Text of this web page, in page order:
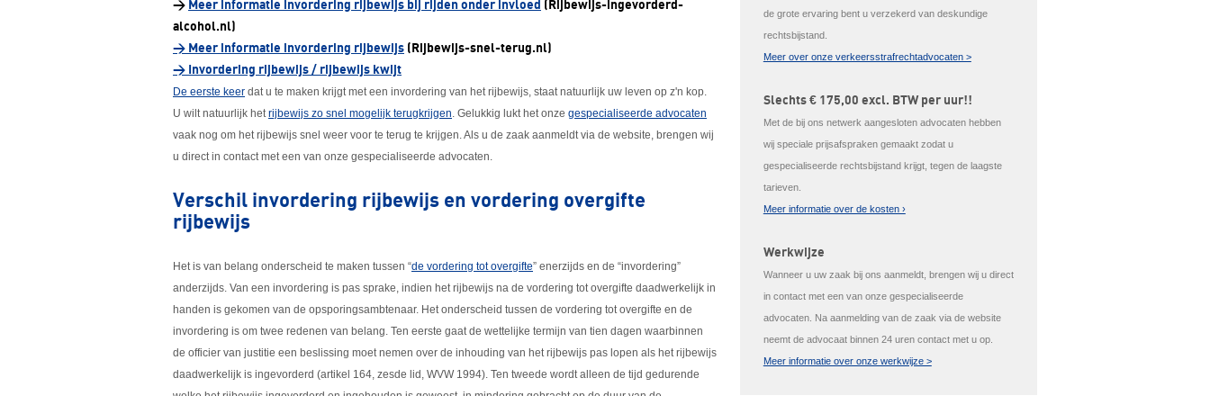
> Meer informatie invordering rijbewijs bij rijden onder invloed (Rijbewijs-ingevorderd-
alcohol.nl)
> Meer informatie invordering rijbewijs (Rijbewijs-snel-terug.nl)
> Invordering rijbewijs / rijbewijs kwijt
De eerste keer dat u te maken krijgt met een invordering van het rijbewijs, staat natuurlijk uw leven op z'n kop.
U wilt natuurlijk hetrijbewijs zo snel mogelijk terugkrijgen. Gelukkig lukt het onze gespecialiseerde advocaten
vaak nog om het rijbewijs snel weer voor te terug te krijgen. Als u de zaak aanmeldt via de website, brengen wij
u direct in contact met een van onze gespecialiseerde advocaten.
Verschil invordering rijbewijs en vordering overgifte
rijbewijs
Het is van belang onderscheid te maken tussen “de vordering tot overgifte” enerzijds en de “invordering”
anderzijds. Van een invordering is pas sprake, indien het rijbewijs na de vordering tot overgifte daadwerkelijk in
handen is gekomen van de opsporingsambtenaar. Het onderscheid tussen de vordering tot overgifte en de
invordering is om twee redenen van belang. Ten eerste gaat de wettelijke termijn van tien dagen waarbinnen
de officier van justitie een beslissing moet nemen over de inhouding van het rijbewijs pas lopen als het rijbewijs
daadwerkelijk is ingevorderd (artikel 164, zesde lid, WVW 1994). Ten tweede wordt alleen de tijd gedurende
de grote ervaring bent u verzekerd van deskundige
rechtsbijstand.
Meer over onze verkeersstrafrechtadvocaten >
Slechts € 175,00 excl. BTW per uur!!
Met de bij ons netwerk aangesloten advocaten hebben
wij speciale prijsafspraken gemaakt zodat u
gespecialiseerde rechtsbijstand krijgt, tegen de laagste
tarieven.
Meer informatie over de kosten ›
Werkwijze
Wanneer u uw zaak bij ons aanmeldt, brengen wij u direct
in contact met een van onze gespecialiseerde
advocaten. Na aanmelding van de zaak via de website
neemt de advocaat binnen 24 uren contact met u op.
Meer informatie over onze werkwijze >